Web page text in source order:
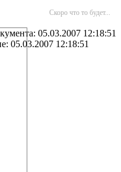
Скоро что то будет...
05.03.2007 12:18:51
05.03.2007 12:18:51